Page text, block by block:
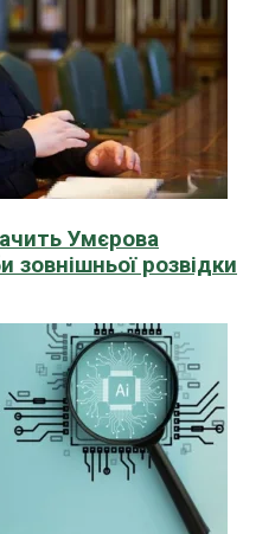
Умєрова
зовнішньої розвідки